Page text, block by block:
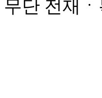
무단 전재